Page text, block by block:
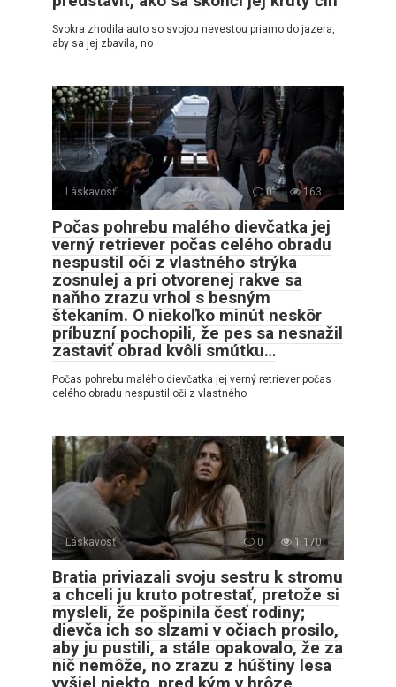
Svokra zhodila auto so svojou nevestou priamo do jazera,
aby sa jej zbavila, no
Láskavosť 0 163
Počas pohrebu malého dievčatka jej
verný retriever počas celého obradu
nespustil oči z vlastného strýka
zosnulej a pri otvorenej rakve sa
naňho zrazu vrhol s besným
štekaním. O niekoľko minút neskôr
príbuzní pochopili, že pes sa nesnažil
zastaviť obrad kvôli smútku…
Počas pohrebu malého dievčatka jej verný retriever počas
celého obradu nespustil oči z vlastného
Láskavosť 0 1 170
Bratia priviazali svoju sestru k stromu
a chceli ju kruto potrestať, pretože si
mysleli, že pošpinila česť rodiny;
dievča ich so slzami v očiach prosilo,
aby ju pustili, a stále opakovalo, že za
nič nemôže, no zrazu z húštiny lesa